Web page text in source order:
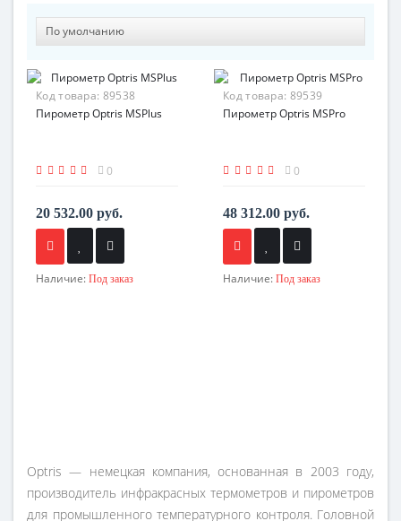
Код товара: 89538
Пирометр Optris MSPlus
0
20 532.00 руб.
Наличие: Под заказ
Код товара: 89539
Пирометр Optris MSPro
0
48 312.00 руб.
Наличие: Под заказ
Optris — немецкая компания, основанная в 2003 году,
производитель инфракрасных термометров и пирометров
для промышленного температурного контроля. Головной